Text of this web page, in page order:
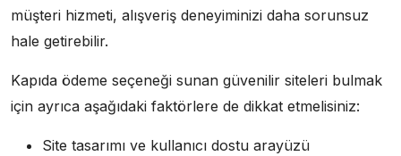
müşteri hizmeti, alışveriş deneyiminizi daha sorunsuz
hale getirebilir.
Kapıda ödeme seçeneği sunan güvenilir siteleri bulmak
için ayrıca aşağıdaki faktörlere de dikkat etmelisiniz:
Site tasarımı ve kullanıcı dostu arayüzü